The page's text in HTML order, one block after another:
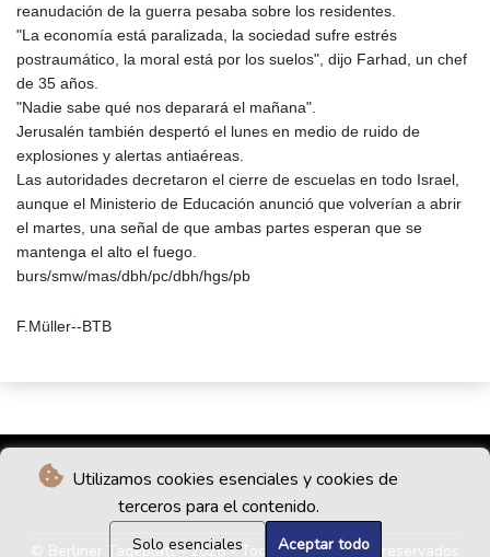
Utilizamos cookies esenciales y cookies de
terceros para el contenido.
Solo esenciales Aceptar todo
reanudación de la guerra pesaba sobre los residentes.
"La economía está paralizada, la sociedad sufre estrés
postraumático, la moral está por los suelos", dijo Farhad, un chef
de 35 años.
"Nadie sabe qué nos deparará el mañana".
Jerusalén también despertó el lunes en medio de ruido de
explosiones y alertas antiaéreas.
Las autoridades decretaron el cierre de escuelas en todo Israel,
aunque el Ministerio de Educación anunció que volverían a abrir
el martes, una señal de que ambas partes esperan que se
mantenga el alto el fuego.
burs/smw/mas/dbh/pc/dbh/hgs/pb
F.Müller--BTB
© Berliner Tageblatt - 2026 - Todos los derechos reservados